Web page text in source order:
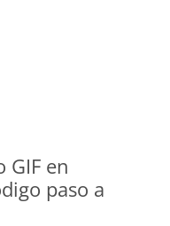
GIF en
paso a